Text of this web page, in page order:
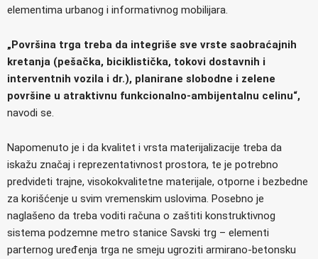
elementima urbanog i informativnog mobilijara.
„Površina trga treba da integriše sve vrste saobraćajnih
kretanja (pešačka, biciklistička, tokovi dostavnih i
interventnih vozila i dr.), planirane slobodne i zelene
površine u atraktivnu funkcionalno-ambijentalnu celinu“,
navodi se.
Napomenuto je i da kvalitet i vrsta materijalizacije treba da
iskažu značaj i reprezentativnost prostora, te je potrebno
predvideti trajne, visokokvalitetne materijale, otporne i bezbedne
za korišćenje u svim vremenskim uslovima. Posebno je
naglašeno da treba voditi računa o zaštiti konstruktivnog
sistema podzemne metro stanice Savski trg – elementi
parternog uređenja trga ne smeju ugroziti armirano-betonsku